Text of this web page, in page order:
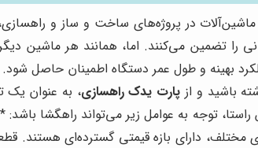
ماشین‌آلات در پروژه‌های ساخت و ساز و
را تضمین می‌کنند. اما، همانند هر ماشین
بهینه و طول عمر دستگاه اطمینان حاصل شود.
باشید و از پارت یدک راهسازی، به عنوان یک
توجه به عوامل زیر می‌تواند راهگشا باشد: *